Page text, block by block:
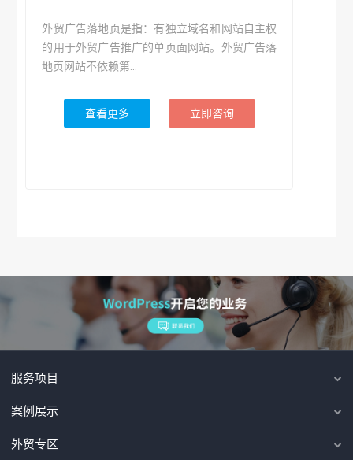
外贸广告落地页是指：有独立域名和网站自主权
的用于外贸广告推广的单页面网站。外贸广告落
地页网站不依赖第...
查看更多 立即咨询
服务项目
案例展示
外贸专区